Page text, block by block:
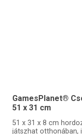
GamesPlanet®
51 x 31 cm
51 x 31 x 8 cm
játszhat otthonában,